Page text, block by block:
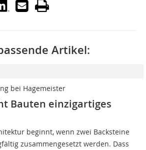
Artikel:
bei Hagemeister
Bauten einzigartiges
beginnt, wenn zwei Backsteine
zusammengesetzt werden. Dass